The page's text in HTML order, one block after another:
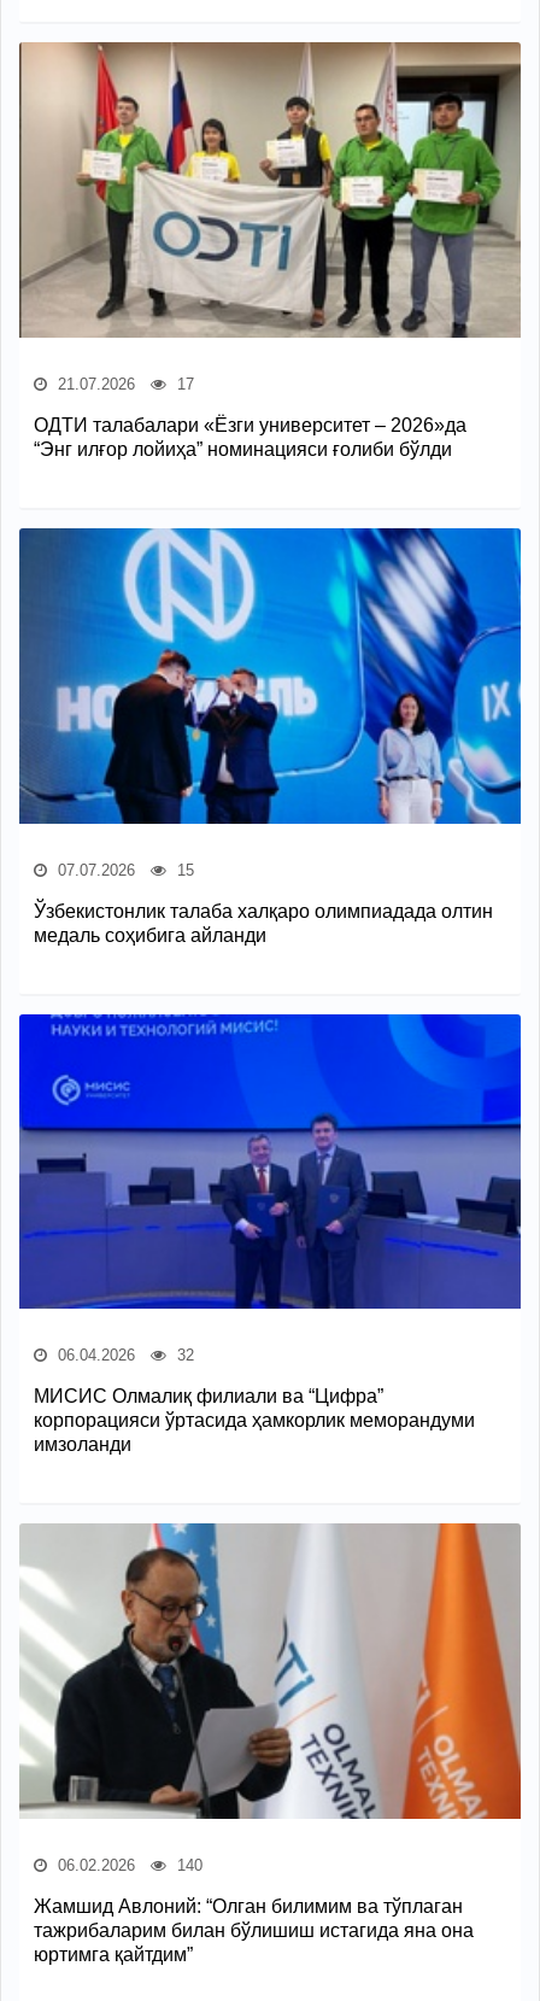
21.07.2026 17
ОДТИ талабалари «Ёзги университет – 2026»да
“Энг илғор лойиҳа” номинацияси ғолиби бўлди
07.07.2026 15
Ўзбекистонлик талаба халқаро олимпиадада олтин
медаль соҳибига айланди
06.04.2026 32
МИСИС Олмалиқ филиали ва “Цифра”
корпорацияси ўртасида ҳамкорлик меморандуми
имзоланди
06.02.2026 140
Жамшид Авлоний: “Олган билимим ва тўплаган
тажрибаларим билан бўлишиш истагида яна она
юртимга қайтдим”